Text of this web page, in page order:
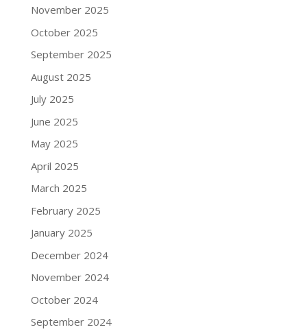
November 2025
October 2025
September 2025
August 2025
July 2025
June 2025
May 2025
April 2025
March 2025
February 2025
January 2025
December 2024
November 2024
October 2024
September 2024